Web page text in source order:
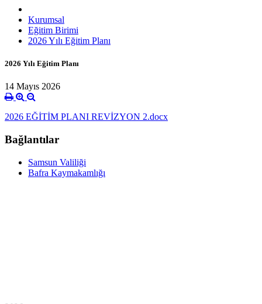
Kurumsal
Eğitim Birimi
2026 Yılı Eğitim Planı
2026 Yılı Eğitim Planı
14 Mayıs 2026
2026 EĞİTİM PLANI REVİZYON 2.docx
Bağlantılar
Samsun Valiliği
Bafra Kaymakamlığı